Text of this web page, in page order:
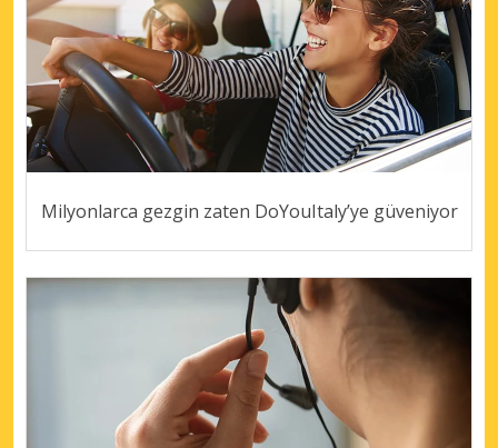
Milyonlarca gezgin zaten DoYouItaly’ye güveniyor